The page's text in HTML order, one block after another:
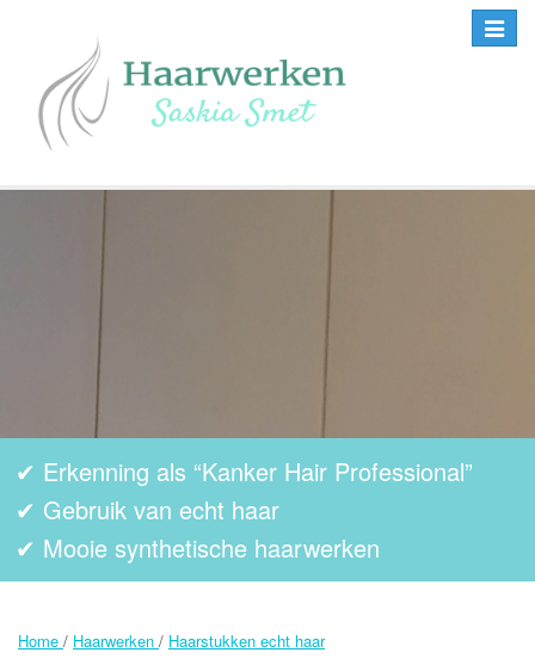
Toggle
✔ Erkenning als “Kanker Hair Professional”
✔ Gebruik van echt haar
✔ Mooie synthetische haarwerken
Home Haarwerken Haarstukken echt haar